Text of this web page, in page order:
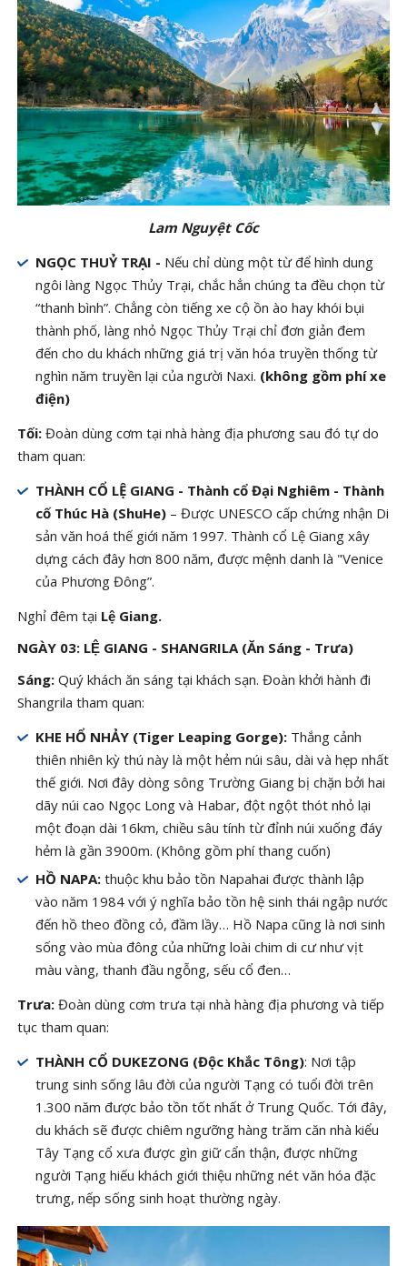
Lam Nguyệt Cốc
NGỌC THUỶ TRẠI - Nếu chỉ dùng một từ để hình dung
ngôi làng Ngọc Thủy Trại, chắc hẳn chúng ta đều chọn từ
“thanh bình”. Chẳng còn tiếng xe cộ ồn ào hay khói bụi
thành phố, làng nhỏ Ngọc Thủy Trại chỉ đơn giản đem
đến cho du khách những giá trị văn hóa truyền thống từ
nghìn năm truyền lại của người Naxi. (không gồm phí xe
điện)
Tối: Đoàn dùng cơm tại nhà hàng địa phương sau đó tự do
tham quan:
THÀNH CỔ LỆ GIANG - Thành cổ Đại Nghiêm - Thành
cố Thúc Hà (ShuHe) – Được UNESCO cấp chứng nhận Di
sản văn hoá thế giới năm 1997. Thành cổ Lệ Giang xây
dựng cách đây hơn 800 năm, được mệnh danh là "Venice
của Phương Đông”.
Nghỉ đêm tại Lệ Giang.
NGÀY 03: LỆ GIANG - SHANGRILA (Ăn Sáng - Trưa)
Sáng:Quý khách ăn sáng tại khách sạn. Đoàn khởi hành đi
Shangrila tham quan:
KHE HỔ NHẢY (Tiger Leaping Gorge): Thắng cảnh
thiên nhiên kỳ thú này là một hẻm núi sâu, dài và hẹp nhất
thế giới. Nơi đây dòng sông Trường Giang bị chặn bởi hai
dãy núi cao Ngọc Long và Habar, đột ngột thót nhỏ lại
một đoạn dài 16km, chiều sâu tính từ đỉnh núi xuống đáy
hẻm là gần 3900m. (Không gồm phí thang cuốn)
HỒ NAPA:thuộc khu bảo tồn Napahai được thành lập
vào năm 1984 với ý nghĩa bảo tồn hệ sinh thái ngập nước
đến hồ theo đồng cỏ, đầm lầy… Hồ Napa cũng là nơi sinh
sống vào mùa đông của những loài chim di cư như vịt
màu vàng, thanh đầu ngỗng, sếu cổ đen…
Trưa: Đoàn dùng cơm trưa tại nhà hàng địa phương và tiếp
tục tham quan:
THÀNH CỔ DUKEZONG (Độc Khắc Tông): Nơi tập
trung sinh sống lâu đời của người Tạng có tuổi đời trên
1.300 năm được bảo tồn tốt nhất ở Trung Quốc. Tới đây,
du khách sẽ được chiêm ngưỡng hàng trăm căn nhà kiểu
Tây Tạng cổ xưa được gìn giữ cẩn thận, được những
người Tạng hiếu khách giới thiệu những nét văn hóa đặc
trưng, nếp sống sinh hoạt thường ngày.